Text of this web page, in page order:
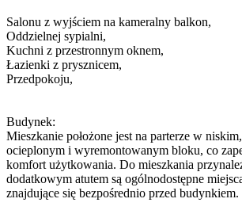
Salonu z wyjściem na kameralny balkon,
Oddzielnej sypialni,
Kuchni z przestronnym oknem,
Łazienki z prysznicem,
Przedpokoju,
Budynek:
Mieszkanie położone jest na parterze w
ocieplonym i wyremontowanym bloku, co
komfort użytkowania. Do mieszkania
dodatkowym atutem są ogólnodostępne
znajdujące się bezpośrednio przed budynkiem.